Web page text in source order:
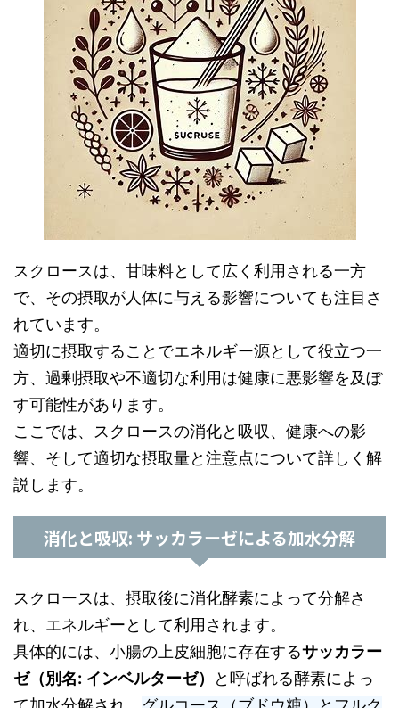
スクロースは、甘味料として広く利用される一方
で、その摂取が人体に与える影響についても注目さ
れています。
適切に摂取することでエネルギー源として役立つ一
方、過剰摂取や不適切な利用は健康に悪影響を及ぼ
す可能性があります。
ここでは、スクロースの消化と吸収、健康への影
響、そして適切な摂取量と注意点について詳しく解
説します。
消化と吸収: サッカラーゼによる加水分解
スクロースは、摂取後に消化酵素によって分解さ
れ、エネルギーとして利用されます。
具体的には、小腸の上皮細胞に存在するサッカラー
ゼ（別名: インベルターゼ）
と呼ばれる酵素によっ